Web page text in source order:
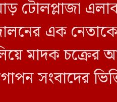
টোলপ্লাজা
এক নেতাকে
মাদক
সংবাদের